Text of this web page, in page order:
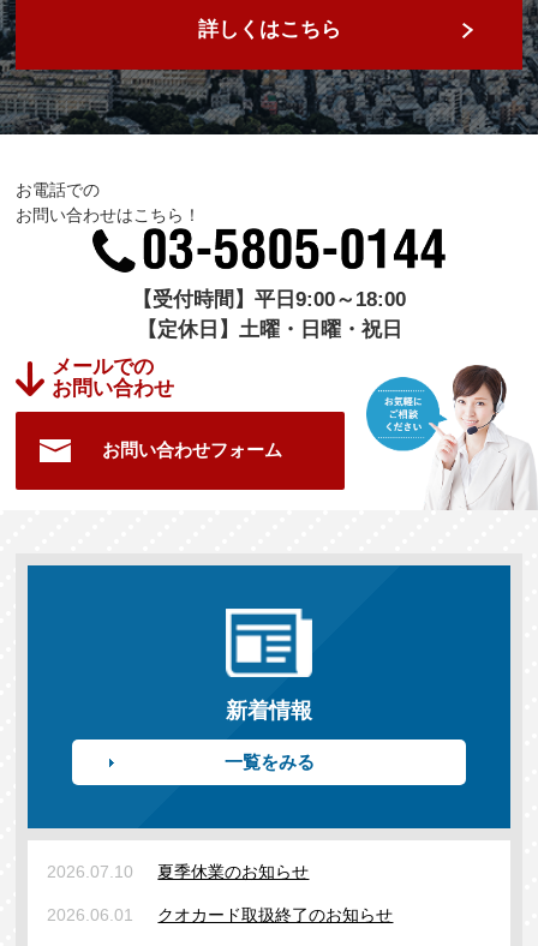
詳しくはこちら
お電話での
お問い合わせはこちら！
【受付時間】平日9:00～18:00
【定休日】土曜・日曜・祝日
メールでの
お問い合わせ
お問い合わせフォーム
新着情報
一覧をみる
2026.07.10 夏季休業のお知らせ
2026.06.01 クオカード取扱終了のお知らせ